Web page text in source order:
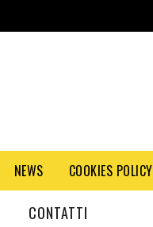
NEWS COOKIES POLICY
CONTATTI